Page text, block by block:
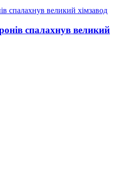
спалахнув великий